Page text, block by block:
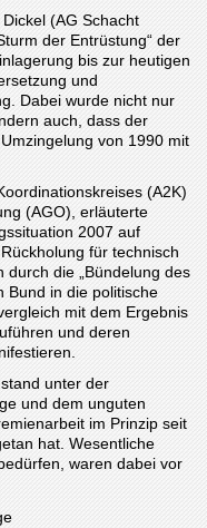
(AG Schacht
der Entrüstung“ der
bis zur heutigen
und
Dabei wurde nicht nur
auch, dass der
von 1990 mit
(A2K)
(AGO), erläuterte
2007 auf
für technisch
durch die „Bündelung des
Bund in die politische
mit dem Ergebnis
und deren
unter der
und dem unguten
im Prinzip seit
hat. Wesentliche
waren dabei vor